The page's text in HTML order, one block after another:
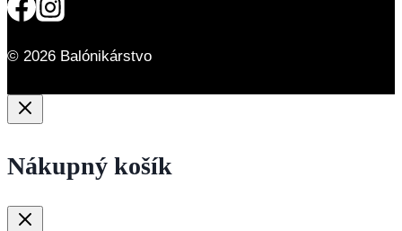
© 2026 Balónikárstvo
Nákupný košík